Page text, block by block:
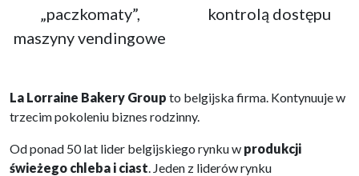
„paczkomaty”,
maszyny vendingowe
kontrolą dostępu
La Lorraine Bakery Group to belgijska firma. Kontynuuje w
trzecim pokoleniu biznes rodzinny.
Od ponad 50 lat lider belgijskiego rynku w produkcji
świeżego chleba i ciast . Jeden z liderów rynku